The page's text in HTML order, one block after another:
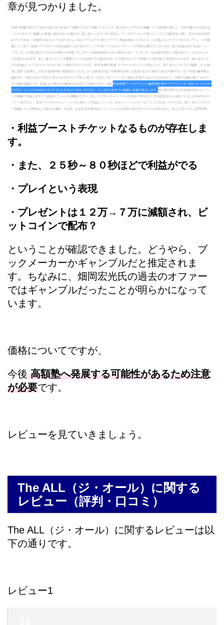
章が見つかりました。
・利益ブーストチケットなるものが存在しま
す。
・また、２５秒～８０秒ほどで利益がでる
・プレイという表現
・プレゼントは１２万→７万に減額され、ビ
ットコインで配布？
ということが確認できました。どうやら、ブ
ックメーカーかギャンブルだと推定されま
す。ちなみに、畑岡宏光氏の過去のオファー
ではギャンブルだったことが明らかになって
います。
価格についてですが、
今後高額塾へ発展する可能性があるため注意
が必要です。
レビューを見ていきましょう。
The ALL（ジ・オール）に関する
レビュー（評判・口コミ）
The ALL（ジ・オール）に関するレビューは以
下の通りです。
レビュー1